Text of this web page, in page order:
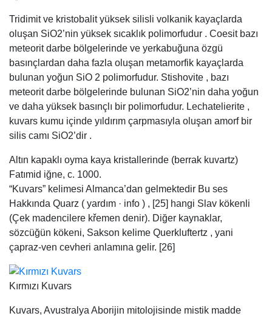
Tridimit ve kristobalit yüksek silisli volkanik kayaçlarda
oluşan SiO2’nin yüksek sıcaklık polimorfudur . Coesit bazı
meteorit darbe bölgelerinde ve yerkabuğuna özgü
basınçlardan daha fazla oluşan metamorfik kayaçlarda
bulunan yoğun SiO 2 polimorfudur. Stishovite , bazı
meteorit darbe bölgelerinde bulunan SiO2’nin daha yoğun
ve daha yüksek basınçlı bir polimorfudur. Lechatelierite ,
kuvars kumu içinde yıldırım çarpmasıyla oluşan amorf bir
silis camı SiO2’dir .
Altın kapaklı oyma kaya kristallerinde (berrak kuvartz)
Fatımid iğne, c. 1000.
“Kuvars” kelimesi Almanca’dan gelmektedir Bu ses
Hakkında Quarz ( yardım · info ) , [25] hangi Slav kökenli
(Çek madencilere křemen denir). Diğer kaynaklar,
sözcüğün kökeni, Sakson kelime Querkluftertz , yani
çapraz-ven cevheri anlamına gelir. [26]
Kırmızı Kuvars
Kuvars, Avustralya Aborijin mitolojisinde mistik madde